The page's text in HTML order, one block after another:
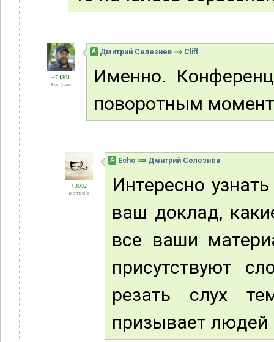
+74801
В отпуске
А Дмитрий Селезнев Cliff
Именно.
поворотным
+3092
В отпуске
А Echo Дмитрий Селезнев
Интересно
ваш доклад,
все ваши
присутствуют
резать слух
призывает